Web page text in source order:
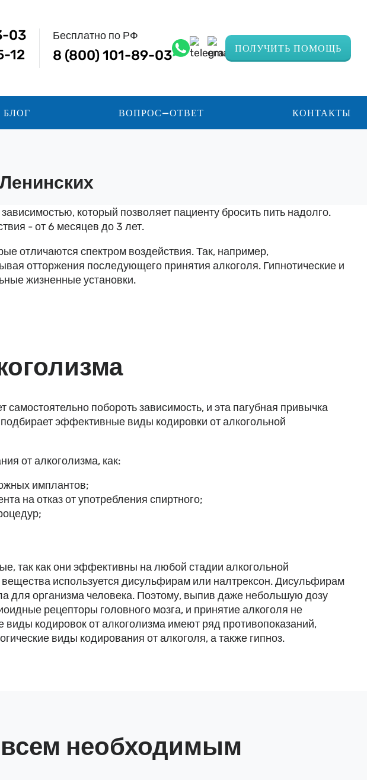
03
12
Бесплатно по РФ
8 (800) 101-89-03 ПОЛУЧИТЬ ПОМОЩЬ
БЛОГ ВОПРОС—ОТВЕТ КОНТАКТЫ
который позволяет пациенту бросить пить надолго.
- от 6 месяцев до 3 лет.
отличаются спектром воздействия. Так, например,
отторжения последующего принятия алкоголя. Гипнотические и
жизненные установки.
побороть зависимость, и эта пагубная привычка
эффективные виды кодировки от алкогольной
от алкоголизма, как:
имплантов;
на отказ от употребления спиртного;
так как они эффективны на любой стадии алкогольной
используется дисульфирам или налтрексон. Дисульфирам
для организма человека. Поэтому, выпив даже небольшую дозу
рецепторы головного мозга, и принятие алкоголя не
кодировок от алкоголизма имеют ряд противопоказаний,
виды кодирования от алкоголя, а также гипноз.
необходимым